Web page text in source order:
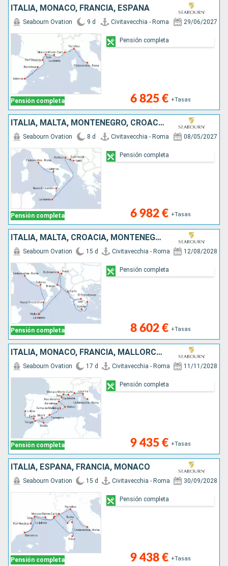
ITALIA, MONACO, FRANCIA, ESPAÑA
Pensión completa
Seabourn Ovation 9 d Civitavecchia - Roma 29/06/2027
6 825 € +Tasas
Pensión completa
ITALIA, MALTA, MONTENEGRO, CROACIA
Pensión completa
Seabourn Ovation 8 d Civitavecchia - Roma 08/05/2027
6 982 € +Tasas
Pensión completa
ITALIA, MALTA, CROACIA, MONTENEGRO, GRECIA
Pensión completa
Seabourn Ovation 15 d Civitavecchia - Roma 12/08/2028
8 602 € +Tasas
Pensión completa
ITALIA, MONACO, FRANCIA, MALLORCA, ESPAÑA, MARRUECOS, PORTUGAL
Pensión completa
Seabourn Ovation 17 d Civitavecchia - Roma 11/11/2028
9 435 € +Tasas
Pensión completa
ITALIA, ESPAÑA, FRANCIA, MONACO
Pensión completa
Seabourn Ovation 15 d Civitavecchia - Roma 30/09/2028
9 438 € +Tasas
Pensión completa